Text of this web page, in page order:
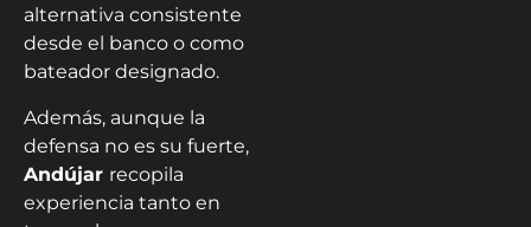
alternativa consistente
desde el banco o como
bateador designado.
Además, aunque la
defensa no es su fuerte,
Andújar recopila
experiencia tanto en